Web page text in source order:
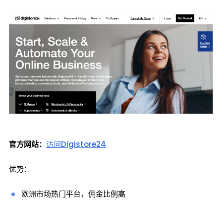
官方网站： 访问Digistore24
优势：
欧洲市场热门平台，佣金比例高